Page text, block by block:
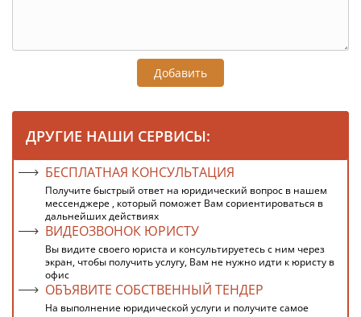
Добавить
ДРУГИЕ НАШИ СЕРВИСЫ:
БЕСПЛАТНАЯ КОНСУЛЬТАЦИЯ
Получите быстрый ответ на юридический вопрос в нашем
мессенджере , который поможет Вам сориентироваться в
дальнейших действиях
ВИДЕОЗВОНОК ЮРИСТУ
Вы видите своего юриста и консультируетесь с ним через
экран, чтобы получить услугу, Вам не нужно идти к юристу в
офис
ОБЪЯВИТЕ СОБСТВЕННЫЙ ТЕНДЕР
На выполнение юридической услуги и получите самое